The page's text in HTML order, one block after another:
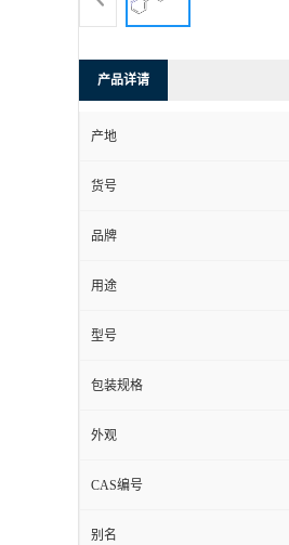
产品详请
产地
货号
品牌
用途
型号
包装规格
外观
CAS编号
别名